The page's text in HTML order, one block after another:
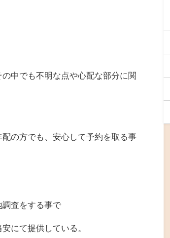
中でも不明な点や心配な部分に関
の方でも、安心して予約を取る事
査をする事で
にて提供している。